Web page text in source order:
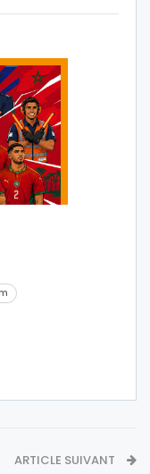
ARTICLE SUIVANT